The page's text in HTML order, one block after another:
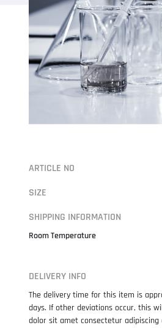
ARTICLE NO
SIZE
SHIPPING INFORMATION
Room Temperature
DELIVERY INFO
The delivery time for this item is
days. If other deviations occur, this
dolor sit amet consectetur adipiscing